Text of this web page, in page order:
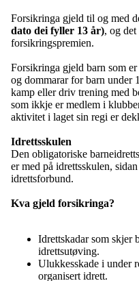
Forsikringa gjeld til og med
dato dei fyller 13 år), og
forsikringspremien.
Forsikringa gjeld barn som
og dommarar for barn under
kamp eller driv trening med
som ikkje er medlem i
aktivitet i laget sin regi er
Idrettsskulen
Den obligatoriske
er med på idrettsskulen,
idrettsforbund.
Kva gjeld forsikringa?
Idrettskadar som skjer
idrettsutøving.
Ulukkesskade i under
organisert idrett.